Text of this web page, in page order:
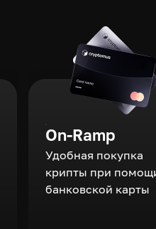
On-Ramp
Удобная покупка
крипты при
банковской карты